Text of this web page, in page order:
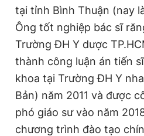
tại tỉnh Bình Thuận (nay
Ông tốt nghiệp bác sĩ
Trường ĐH Y dược
thành công luận án tiến
khoa tại Trường ĐH Y
Bản) năm 2011 và được
phó giáo sư vào năm
chương trình đào tạo